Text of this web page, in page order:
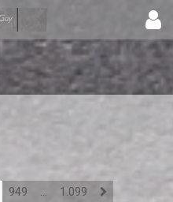
949 1.099